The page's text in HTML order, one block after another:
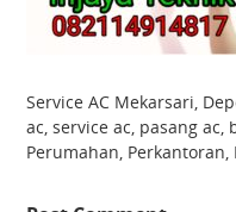
Service AC Mekarsari,
ac, service ac, pasang
Perumahan, Perkantoran,